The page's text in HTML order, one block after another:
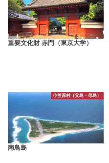
重要文化財 赤門（東京大学）
小笠原村（父島・母島）
南鳥島